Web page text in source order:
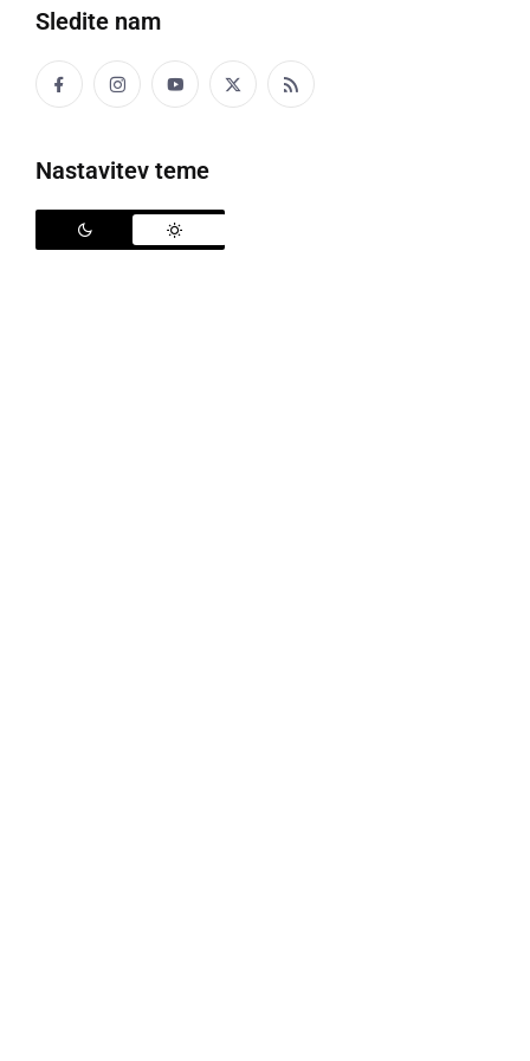
Sledite nam
Nastavitev teme
Družabno
Črna kronika
Kultura
Šport